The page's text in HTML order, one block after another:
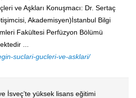
ve Aşkları Konuşmacı: Dr. Sertaç
Akademisyen)İstanbul Bilgi
Fakültesi Perfüzyon Bölümü
...
suclari-gucleri-ve-asklari/
İsveç’te yüksek lisans eğitimi